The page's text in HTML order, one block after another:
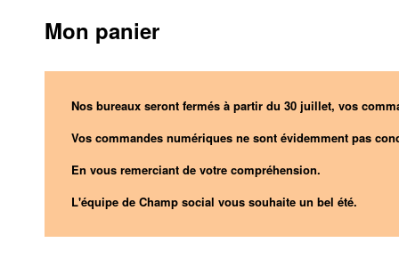
Mon panier
Nos bureaux seront fermés à partir du 30 juillet, vos
Vos commandes numériques ne sont évidemment pas
En vous remerciant de votre compréhension.
L'équipe de Champ social vous souhaite un bel été.